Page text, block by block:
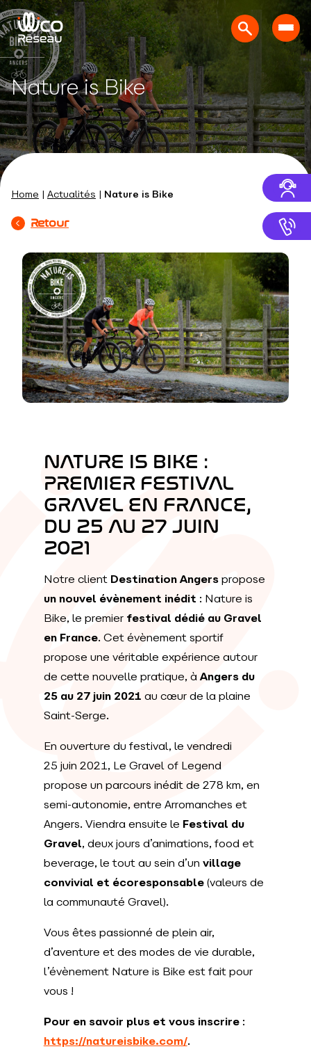
Nature is Bike
Home | Actualités | Nature is Bike
Retour
NATURE IS BIKE :
PREMIER FESTIVAL
GRAVEL EN FRANCE,
DU 25 AU 27 JUIN
2021
Notre client Destination Angerspropose
un nouvel évènement inédit : Nature is
Bike, le premier festival dédié au Gravel
en France. Cet évènement sportif
propose une véritable expérience autour
de cette nouvelle pratique, à Angers du
25 au 27 juin 2021 au cœur de la plaine
Saint-Serge.
En ouverture du festival, le vendredi
25 juin 2021, Le Gravel of Legend
propose un parcours inédit de 278 km, en
semi-autonomie, entre Arromanches et
Angers. Viendra ensuite le Festival du
Gravel, deux jours d’animations, food et
beverage, le tout au sein d’un village
convivial et écoresponsable(valeurs de
la communauté Gravel).
Vous êtes passionné de plein air,
d’aventure et des modes de vie durable,
l’évènement Nature is Bike est fait pour
vous !
Pour en savoir plus et vous inscrire:
https://natureisbike.com/.